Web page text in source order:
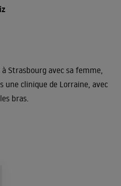
Strasbourg avec sa femme,
une clinique de Lorraine, avec
bras.